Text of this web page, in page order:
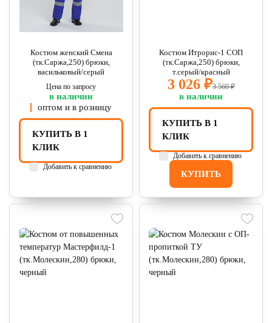
Костюм женский Смена
(тк.Саржа,250) брюки,
васильковый/серый
Цена по запросу
в наличии
оптом и в розницу
КУПИТЬ В 1
КЛИК
Добавить к сравнению
Костюм Итрорис-1 СОП
(тк.Саржа,250) брюки,
т.серый/красный
3 026 ₽3 560 ₽
в наличии
КУПИТЬ
КУПИТЬ В 1
КЛИК
Добавить к сравнению